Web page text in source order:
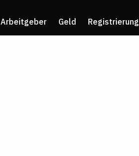
Arbeitgeber Geld Registrierung